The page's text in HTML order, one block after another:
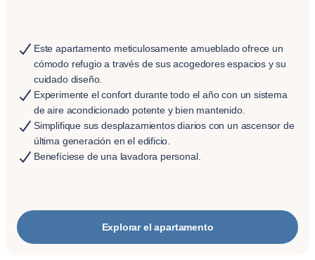
Este apartamento meticulosamente amueblado ofrece un
cómodo refugio a través de sus acogedores espacios y su
cuidado diseño.
Experimente el confort durante todo el año con un sistema
de aire acondicionado potente y bien mantenido.
Simplifique sus desplazamientos diarios con un ascensor de
última generación en el edificio.
Benefíciese de una lavadora personal.
Explorar el apartamento